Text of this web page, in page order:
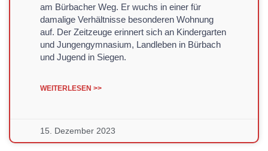
am Bürbacher Weg. Er wuchs in einer für
damalige Verhältnisse besonderen Wohnung
auf. Der Zeitzeuge erinnert sich an Kindergarten
und Jungengymnasium, Landleben in Bürbach
und Jugend in Siegen.
WEITERLESEN >>
15. Dezember 2023